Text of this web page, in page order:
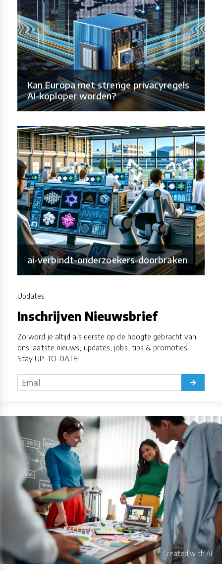
Kan Europa met strenge privacyregels
AI-koploper worden?
ai-verbindt-onderzoekers-doorbraken
Updates
Inschrijven Nieuwsbrief
Zo word je altijd als eerste op de hoogte gebracht van
ons laatste nieuws, updates, jobs, tips & promoties.
Stay UP-TO-DATE!